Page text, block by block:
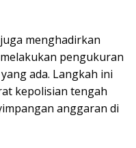
menghadirkan
pengukuran
ada. Langkah ini
kepolisian tengah
anggaran di